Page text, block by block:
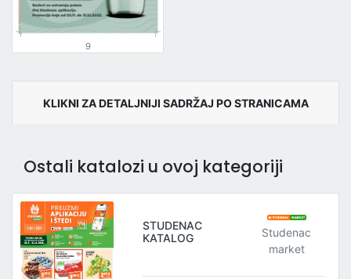
9
KLIKNI ZA DETALJNIJI SADRŽAJ PO STRANICAMA
Ostali katalozi u ovoj kategoriji
STUDENAC
KATALOG
Studenac
market